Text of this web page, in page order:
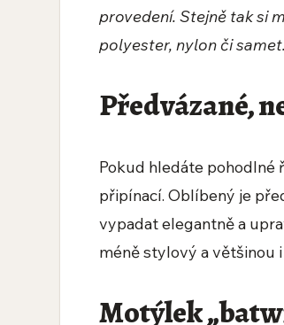
provedení. Stejně tak si
polyester, nylon či samet.
Předvázané,
Pokud hledáte pohodlné
připínací. Oblíbený je
vypadat elegantně a
méně stylový a většinou
Motýlek